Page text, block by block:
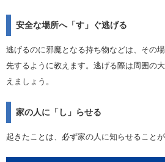
安全な場所へ「す」ぐ逃げる
逃げるのに邪魔となる持ち物などは、その
先するように教えます。逃げる際は周囲の
えましょう。
家の人に「し」らせる
起きたことは、必ず家の人に知らせることが